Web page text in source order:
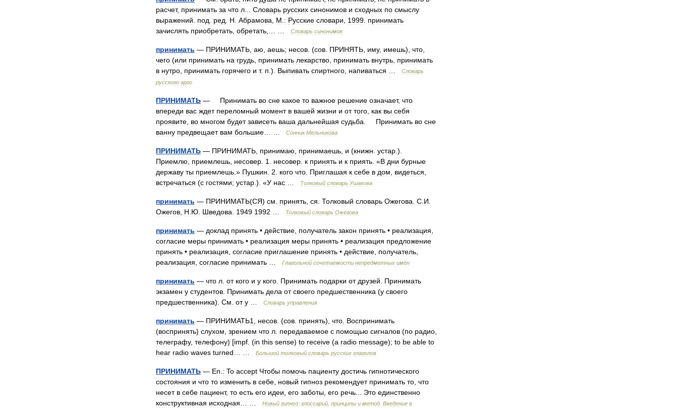
расчет, принимать за что л Словарь русских синонимов и сходных по смыслу
выражений
под ред Н Абрамова М : Русские словари 1999 принимать
зачислять приобретать обретать Словарь синонимов
принимать — ПРИНИМАТЬ аю аешь; несов . (сов ПРИНЯТЬ иму, имешь), что
чего (или принимать на грудь принимать лекарство принимать внутрь принимать
в нутро принимать горячего и т. п .). Выпивать спиртного напиваться
Словарь
русского арго
ПРИНИМАТЬ — Принимать во сне какое то важное решение означает, что
впереди вас ждет переломный момент в вашей жизни и от того как вы себя
проявите во многом будет зависеть ваша дальнейшая судьба Принимать во сне
ванну предвещает вам большие Сонник Мельникова
ПРИНИМАТЬ — ПРИНИМАТЬ принимаю принимаешь и (книжн устар .).
Приемлю
приемлешь несовер 1 несовер к принять и к приять . «В дни бурные
державу ты приемлешь .» Пушкин 2 кого что Приглашая к себе в дом видеться
встречаться (с гостями; устар .). «У нас Толковый словарь Ушакова
принимать — ПРИНИМАТЬ(СЯ) см принять ся Толковый словарь Ожегова С И
Ожегов Н Ю Шведова 1949 1992 Толковый словарь Ожегова
принимать — доклад принять • действие получатель закон принять • реализация
согласие меры принимать • реализация меры принять • реализация предложение
принять • реализация согласие приглашение принять • действие получатель
реализация согласие принимать Глагольной сочетаемости непредметных имён
принимать — что л от кого и у кого Принимать подарки от друзей
Принимать
экзамен у студентов Принимать дела от своего предшественника (у своего
предшественника). См от у Словарь управления
принимать — ПРИНИМАТЬ1 несов . (сов принять), что Воспринимать
(воспринять) слухом зрением что л передаваемое с помощью сигналов (по радио
телеграфу, телефону) [impf . (in this sense) to receive (a radio message); to be able to
hear radio waves turned Большой толковый словарь русских глаголов
ПРИНИМАТЬ — En : To accept Чтобы помочь пациенту достичь гипнотического
состояния и что то изменить в себе новый гипноз рекомендует принимать то что
несет в себе пациент, то есть его идеи его заботы его речь Это единственно
конструктивная исходная Новый гипноз: глоссарий принципы и метод Введение в